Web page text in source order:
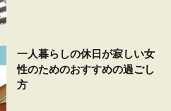
一人暮らしの休日が寂しい女
性のためのおすすめの過ごし
方